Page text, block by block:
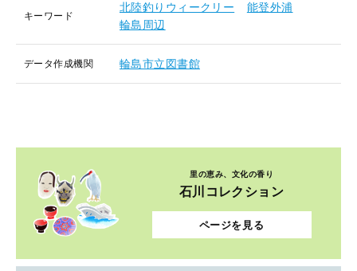
キーワード
北陸釣りウィークリー
能登外浦
輪島周辺
データ作成機関 輪島市立図書館
里の恵み、文化の香り
石川コレクション
ページを見る